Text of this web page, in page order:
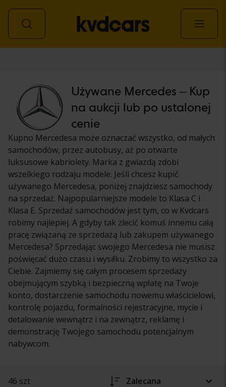
Używane Mercedes – Kup
na aukcji lub po ustalonej
cenie
Kupno Mercedesa może oznaczać wszystko, od małych
samochodów, przez autobusy, aż po otwarte
luksusowe kabriolety. Marka z gwiazdą zdobi
wszelkiego rodzaju modele. Jeśli chcesz kupić
używanego Mercedesa, poniżej znajdziesz samochody
na sprzedaż. Najpopularniejsze modele to Klasa C i
Klasa E. Sprzedaż samochodów jest tym, co w Kvdcars
robimy najlepiej. A gdyby tak zlecić komuś innemu całą
pracę związaną ze sprzedażą lub zakupem używanego
Mercedesa? Sprzedając swojego Mercedesa nie musisz
poświęcać dużo czasu i wysiłku. Zrobimy to wszystko za
Ciebie. Zajmiemy się całym procesem sprzedaży
obejmującym szybką i bezpieczną wpłatę na Twoje
konto, dostarczenie samochodu nowemu właścicielowi,
kontrolę pojazdu, formalności rejestracyjne, mycie i
detalowanie wewnątrz i na zewnątrz, reklamę i
demonstrację Twojego samochodu potencjalnym
nabywcom.
46 szt Zalecana